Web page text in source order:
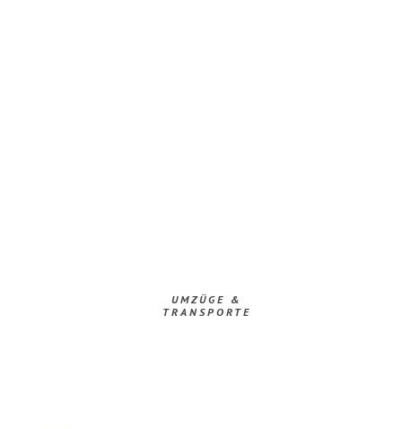
UMZÜGE &
TRANSPORTE